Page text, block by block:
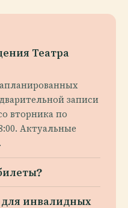
Театра
записи
вторника по
Актуальные
для инвалидных